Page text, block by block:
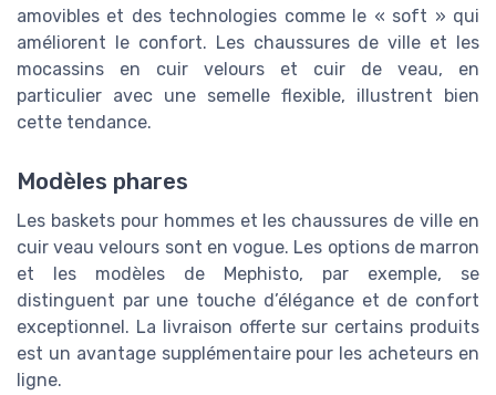
amovibles et des technologies comme le « soft » qui
améliorent le confort. Les chaussures de ville et les
mocassins en cuir velours et cuir de veau, en
particulier avec une semelle flexible, illustrent bien
cette tendance.
Modèles phares
Les baskets pour hommes et les chaussures de ville en
cuir veau velours sont en vogue. Les options de marron
et les modèles de Mephisto, par exemple, se
distinguent par une touche d’élégance et de confort
exceptionnel. La livraison offerte sur certains produits
est un avantage supplémentaire pour les acheteurs en
ligne.